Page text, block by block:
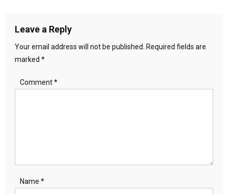
Leave a Reply
Your email address will not be published.
Required fields are
marked *
Comment*
Name *